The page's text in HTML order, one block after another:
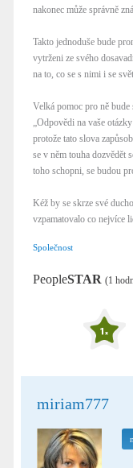
nakonec může správně
Takto jednoduše bude
vytrženi ze svého
na to, co se s nimi i se
Velká pomoc pro ně
„Odpovědi na vaše
protože tato slova
se v něm touha dozvědět
toho schopni, se budou
Kéž by se skrze své
vzpamatovalo co nejvíce
Společnost
PeopleSTAR (1
miriam777